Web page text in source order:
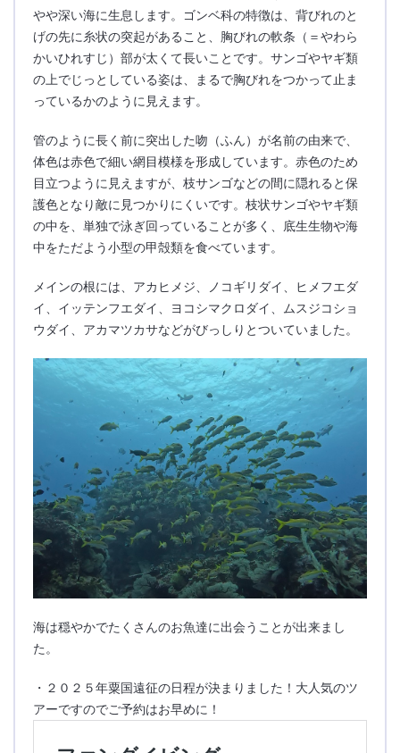
やや深い海に生息します。ゴンベ科の特徴は、背びれのと
げの先に糸状の突起があること、胸びれの軟条（＝やわら
かいひれすじ）部が太くて長いことです。サンゴやヤギ類
の上でじっとしている姿は、まるで胸びれをつかって止ま
っているかのように見えます。
管のように長く前に突出した吻（ふん）が名前の由来で、
体色は赤色で細い網目模様を形成しています。赤色のため
目立つように見えますが、枝サンゴなどの間に隠れると保
護色となり敵に見つかりにくいです。枝状サンゴやヤギ類
の中を、単独で泳ぎ回っていることが多く、底生生物や海
中をただよう小型の甲殻類を食べています。
メインの根には、アカヒメジ、ノコギリダイ、ヒメフエダ
イ、イッテンフエダイ、ヨコシマクロダイ、ムスジコショ
ウダイ、アカマツカサなどがびっしりとついていました。
海は穏やかでたくさんのお魚達に出会うことが出来まし
た。
・２０２５年粟国遠征の日程が決まりました！大人気のツ
アーですのでご予約はお早めに！